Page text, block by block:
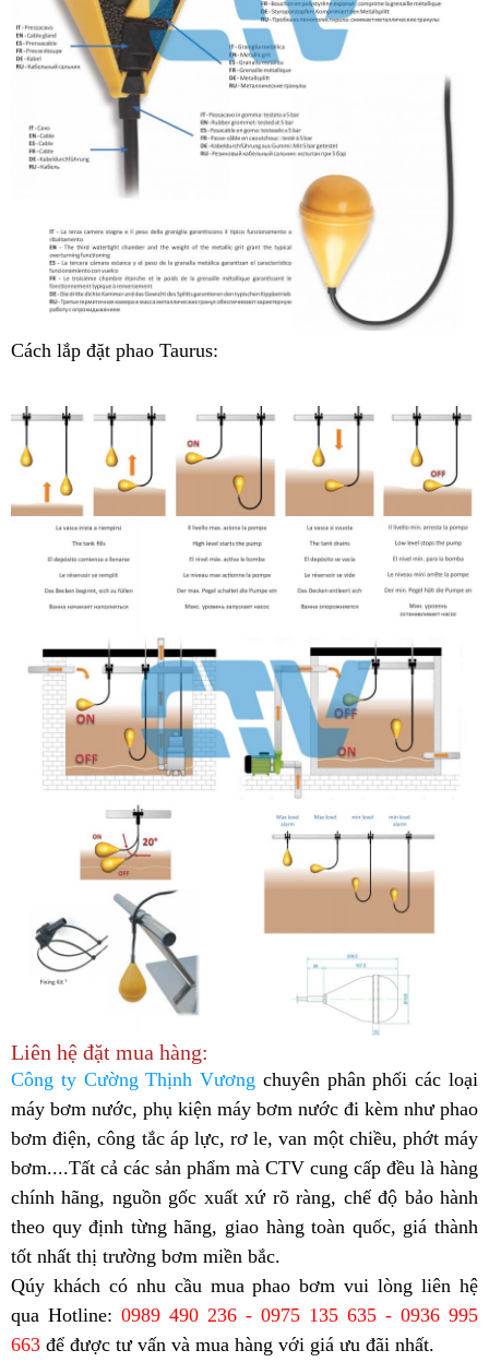
Cách lắp đặt phao Taurus:
Liên hệ đặt mua hàng:
Công ty Cường Thịnh Vương chuyên phân phối các loại
máy bơm nước, phụ kiện máy bơm nước đi kèm như phao
bơm điện, công tắc áp lực, rơ le, van một chiều, phớt máy
bơm....Tất cả các sản phẩm mà CTV cung cấp đều là hàng
chính hãng, nguồn gốc xuất xứ rõ ràng, chế độ bảo hành
theo quy định từng hãng, giao hàng toàn quốc, giá thành
tốt nhất thị trường bơm miền bắc.
Qúy khách có nhu cầu mua phao bơm vui lòng liên hệ
qua Hotline: 0989 490 236 - 0975 135 635 - 0936 995
663 để được tư vấn và mua hàng với giá ưu đãi nhất.